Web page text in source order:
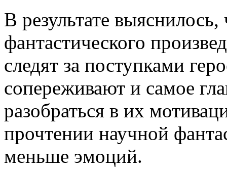
В результате
фантастического
следят за поступками
сопереживают и самое
разобраться в их
прочтении научной
меньше эмоций.